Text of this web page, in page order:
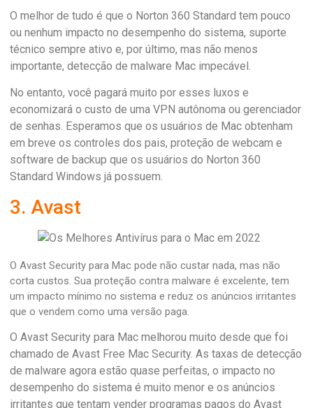
O melhor de tudo é que o Norton 360 Standard tem pouco
ou nenhum impacto no desempenho do sistema, suporte
técnico sempre ativo e, por último, mas não menos
importante, detecção de malware Mac impecável.
No entanto, você pagará muito por esses luxos e
economizará o custo de uma VPN autônoma ou gerenciador
de senhas. Esperamos que os usuários de Mac obtenham
em breve os controles dos pais, proteção de webcam e
software de backup que os usuários do Norton 360
Standard Windows já possuem.
3. Avast
O Avast Security para Mac pode não custar nada, mas não
corta custos. Sua proteção contra malware é excelente, tem
um impacto mínimo no sistema e reduz os anúncios irritantes
que o vendem como uma versão paga.
O Avast Security para Mac melhorou muito desde que foi
chamado de Avast Free Mac Security. As taxas de detecção
de malware agora estão quase perfeitas, o impacto no
desempenho do sistema é muito menor e os anúncios
irritantes que tentam vender programas pagos do Avast